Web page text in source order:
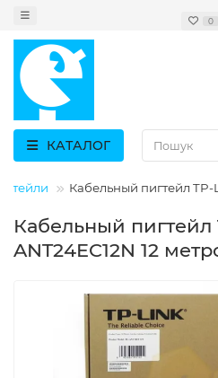
0
КАТАЛОГ
Кабельный пигтейл TP-
Кабельный пигтейл
ANT24EC12N 12